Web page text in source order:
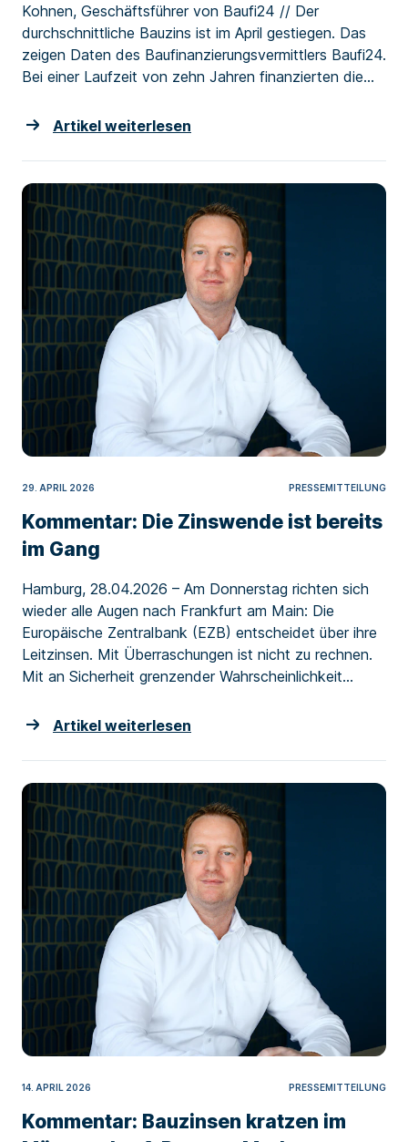
Kohnen, Geschäftsführer von Baufi24 // Der
durchschnittliche Bauzins ist im April gestiegen. Das
zeigen Daten des Baufinanzierungsvermittlers Baufi24.
Bei einer Laufzeit von zehn Jahren finanzierten die...
Artikel weiterlesen
29. APRIL 2026 PRESSEMITTEILUNG
Kommentar: Die Zinswende ist bereits
im Gang
Hamburg, 28.04.2026 – Am Donnerstag richten sich
wieder alle Augen nach Frankfurt am Main: Die
Europäische Zentralbank (EZB) entscheidet über ihre
Leitzinsen. Mit Überraschungen ist nicht zu rechnen.
Mit an Sicherheit grenzender Wahrscheinlichkeit...
Artikel weiterlesen
14. APRIL 2026 PRESSEMITTEILUNG
Kommentar: Bauzinsen kratzen im